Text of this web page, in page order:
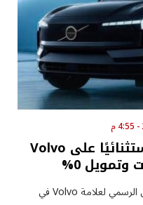
«عز العرب» تطلق عرضًا استثنائيًا على Volvo
أعلنت شركة عز العرب للسيارات، الوكيل الرسمي لعلامة Volvo في